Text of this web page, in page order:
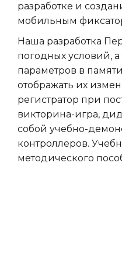
разработке и
мобильным
Наша разработка
погодных условий,
параметров в
отображать их
регистратор при
викторина-игра,
собой учебно-
контроллеров.
методического